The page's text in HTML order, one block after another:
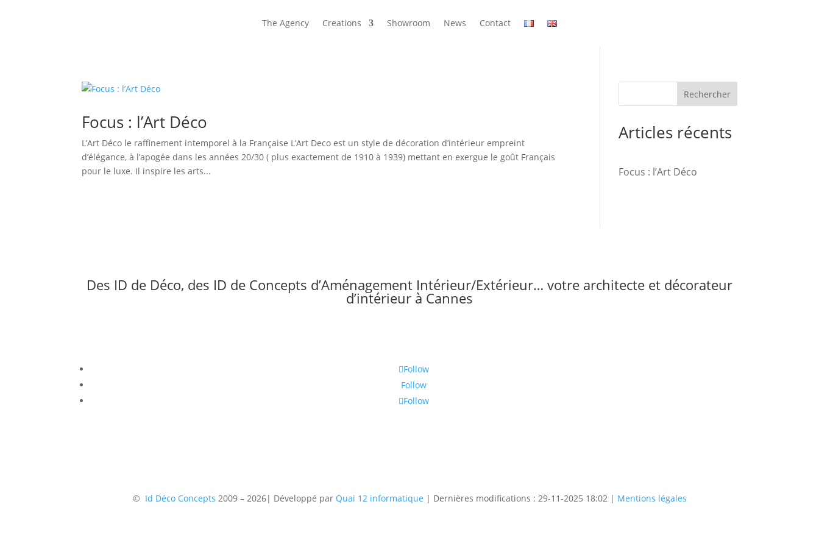
The Agency Creations Showroom News Contact
Focus : l’Art Déco
L’Art Déco le raffinement intemporel à la Française L’Art Deco est un style de décoration d’intérieur empreint
d’élégance, à l’apogée dans les années 20/30 ( plus exactement de 1910 à 1939) mettant en exergue le goût Français
pour le luxe. Il inspire les arts...
Rechercher
Articles récents
Focus : l’Art Déco
Des ID de Déco, des ID de Concepts d’Aménagement Intérieur/Extérieur… votre architecte et décorateur
d’intérieur à Cannes
Follow
Follow
Follow
© Id Déco Concepts 2009 – 2026| Développé par Quai 12 informatique | Dernières modifications : 29-11-2025 18:02 | Mentions légales